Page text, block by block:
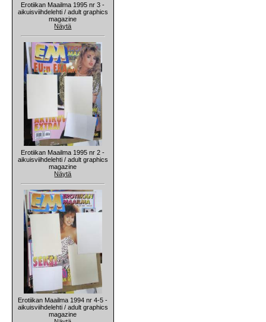
Erotiikan Maailma 1995 nr 3 -
aikuisviihdelehti / adult graphics
magazine
Näytä
Erotiikan Maailma 1995 nr 2 -
aikuisviihdelehti / adult graphics
magazine
Näytä
Erotiikan Maailma 1994 nr 4-5 -
aikuisviihdelehti / adult graphics
magazine